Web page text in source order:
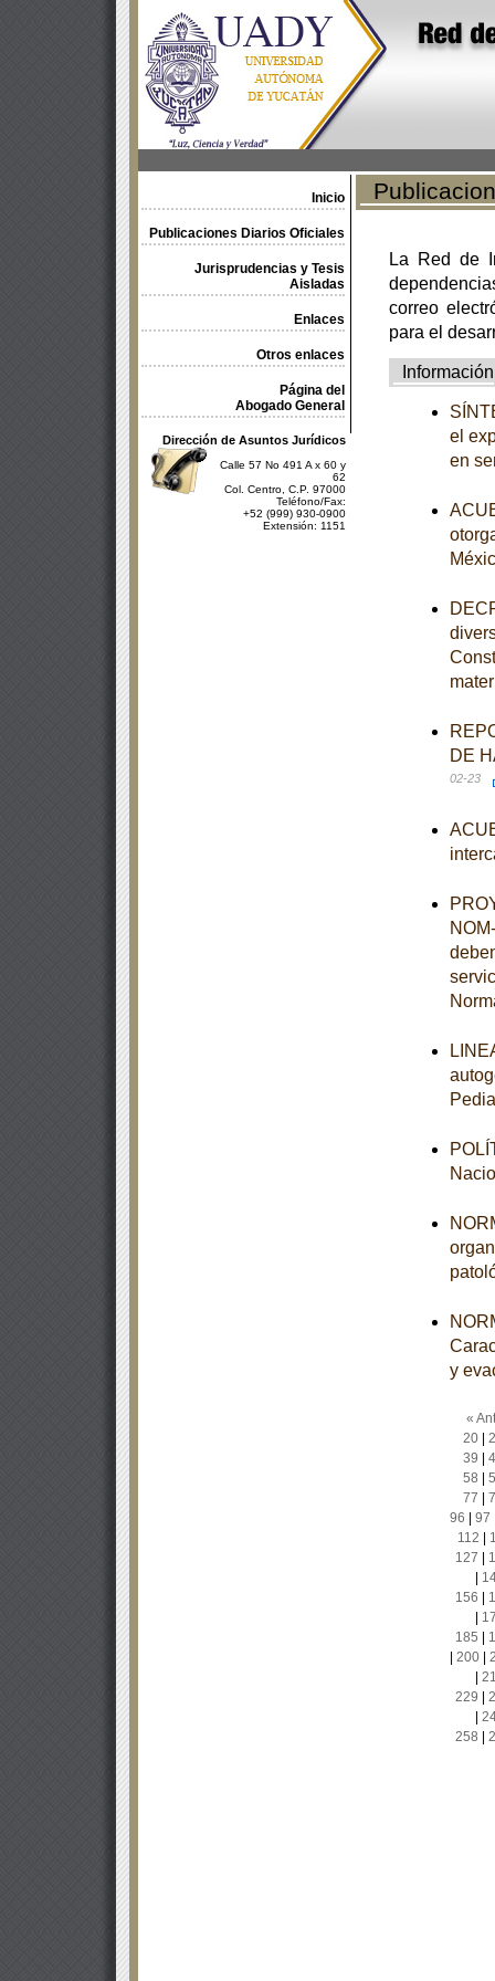
Inicio
Publicaciones Diarios Oficiales
Jurisprudencias y Tesis
Aisladas
Enlaces
Otros enlaces
Página del
Abogado General
Dirección de Asuntos Jurídicos
Calle 57 No 491 A x 60 y
62
Col. Centro, C.P. 97000
Teléfono/Fax:
+52 (999) 930-0900
Extensión: 1151
La Red de
correo
para el
Información
el
en
DE
02-23
y
«
20|
39
58
77
96
97
112
127
156
185
200|
229
258